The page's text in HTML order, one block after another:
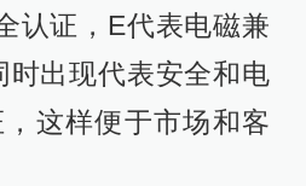
认证，E代表电磁兼
时出现代表安全和电
这样便于市场和客